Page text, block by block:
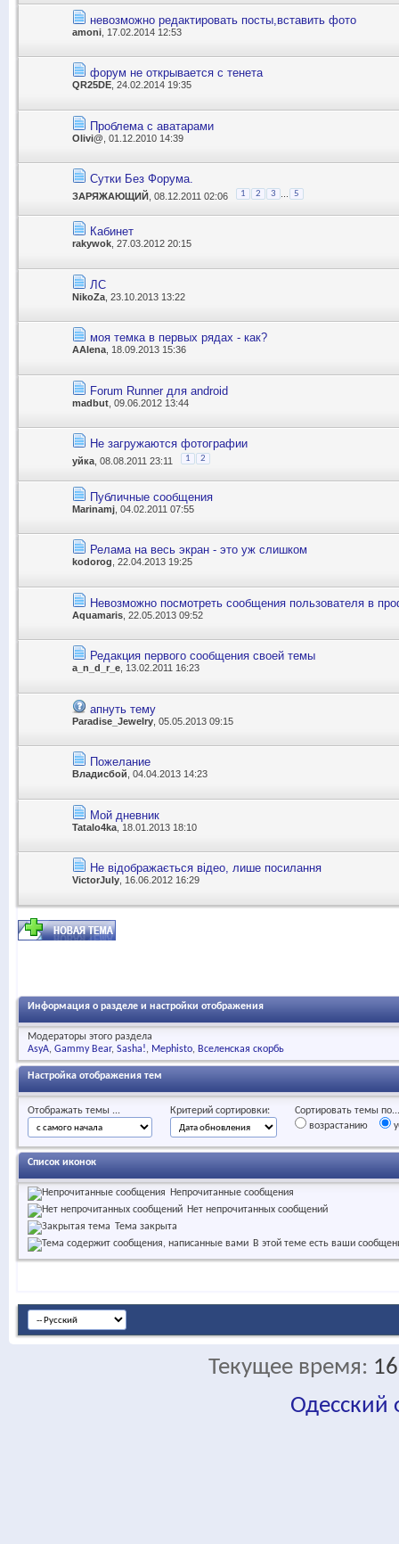
невозможно редактировать посты,вставить фото
amoni , 17.02.2014 12:53
форум не открывается с тенета
QR25DE , 24.02.2014 19:35
Проблема с аватарами
Olivi@ , 01.12.2010 14:39
Сутки Без Форума.
ЗАРЯЖАЮЩИЙ , 08.12.2011 02:06 1 2 3 5
Кабинет
rakywok, 27.03.2012 20:15
ЛС
NikoZa , 23.10.2013 13:22
моя темка в первых рядах - как?
AAlena, 18.09.2013 15:36
Forum Runner для android
madbut , 09.06.2012 13:44
Не загружаются фотографии
уйка , 08.08.2011 23:11 1 2
Публичные сообщения
Marinamj , 04.02.2011 07:55
Релама на весь экран - это уж слишком
kodorog , 22.04.2013 19:25
Невозможно посмотреть сообщения пользователя в
Aquamaris , 22.05.2013 09:52
Редакция первого сообщения своей темы
a_n_d_r_e , 13.02.2011 16:23
апнуть тему
Paradise_Jewelry , 05.05.2013 09:15
Пожелание
Владисбой , 04.04.2013 14:23
Мой дневник
Tatalo4ka , 18.01.2013 18:10
Не відображається відео, лише посилання
VictorJuly , 16.06.2012 16:29
Информация о разделе и настройки отображения
Модераторы этого раздела
AsyA Gammy Bear Sasha! Mephisto Вселенская скорбь
Настройка отображения тем
Отображать темы ... Критерий сортировки:
Сортировать темы по...
возрастанию
Список иконок
Непрочитанные сообщения
Нет непрочитанных сообщений
Тема закрыта
В этой теме есть ваши
Текущее время:
Одесский